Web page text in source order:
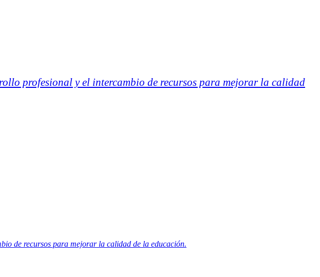
profesional y el intercambio de recursos para mejorar la calidad
de recursos para mejorar la calidad de la educación.